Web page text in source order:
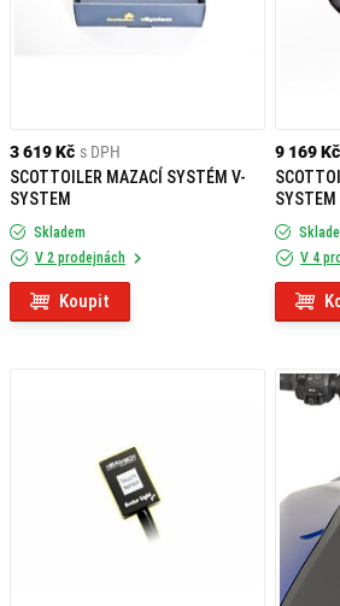
3 619 Kč s DPH
SCOTTOILER MAZACÍ SYSTÉM V-
SYSTEM
Skladem
V 2 prodejnách
Koupit
9 169 Kč
SYSTEM
V 4